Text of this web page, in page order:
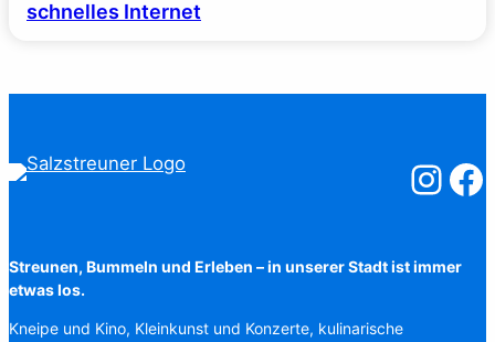
schnelles Internet
Streunen, Bummeln und Erleben – in unserer Stadt ist immer
etwas los.
Kneipe und Kino, Kleinkunst und Konzerte, kulinarische